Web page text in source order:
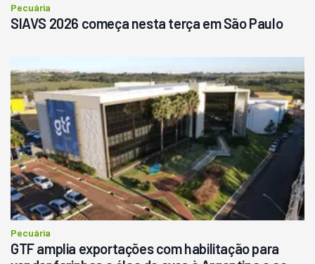
Pecuária
SIAVS 2026 começa nesta terça em São Paulo
Pecuária
GTF amplia exportações com habilitação para